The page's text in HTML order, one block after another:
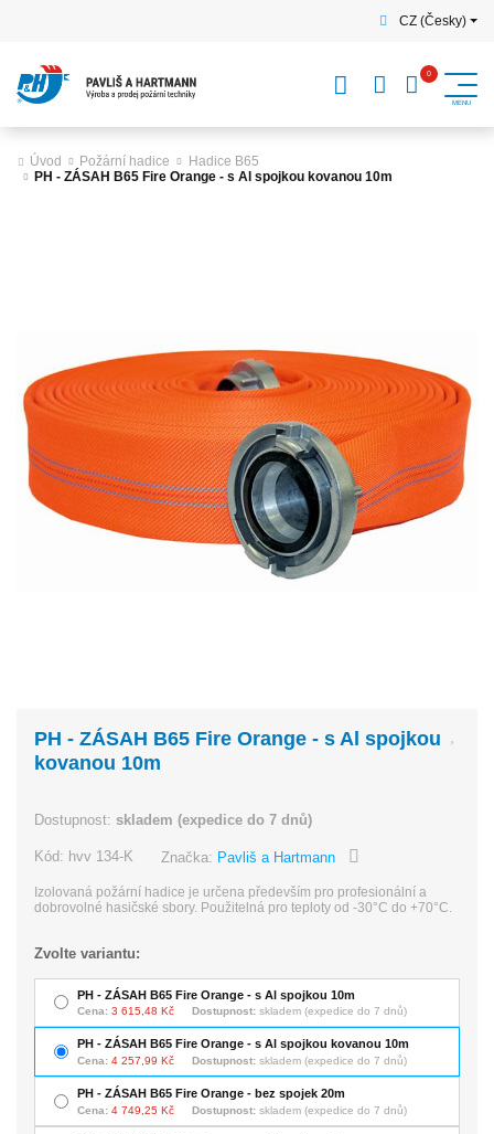
CZ (Česky)
Úvod Požární hadice
Hadice B65
PH - ZÁSAH B65 Fire Orange - s Al spojkou kovanou 10m
PH - ZÁSAH B65 Fire Orange - s Al spojkou
kovanou 10m
Dostupnost:skladem (expedice do 7 dnů)
Kód: hvv 134-K Značka: Pavliš a Hartmann
Izolovaná požární hadice je určena především pro profesionální a
dobrovolné hasičské sbory. Použitelná pro teploty od -30°C do +70°C.
Zvolte variantu:
PH - ZÁSAH B65 Fire Orange - s Al spojkou 10m
Cena: 3 615,48 Kč Dostupnost: skladem (expedice do 7 dnů)
PH - ZÁSAH B65 Fire Orange - s Al spojkou kovanou 10m
Cena: 4 257,99 Kč Dostupnost: skladem (expedice do 7 dnů)
PH - ZÁSAH B65 Fire Orange - bez spojek 20m
Cena: 4 749,25 Kč Dostupnost: skladem (expedice do 7 dnů)